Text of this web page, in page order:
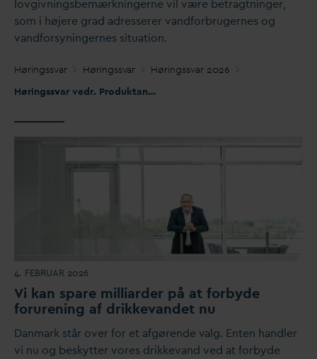
lovgivningsbemærkningerne vil være betragtninger,
som i højere grad adresserer vandforbrugernes og
vandforsyningernes situation.
Høringssvar Høringssvar Høringssvar 2026
Høringssvar vedr. Produktans v
4. FEBRUAR 2026
Vi kan spare milliarder på at forbyde
forurening af drikkevandet nu
Danmark står over for et afgørende valg. Enten handler
vi nu og beskytter vores drikkevand ved at forbyde